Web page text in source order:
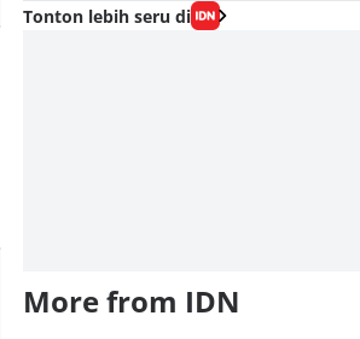
Tonton lebih seru di
More from IDN